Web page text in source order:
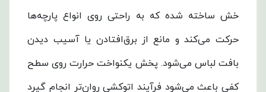
خش ساخته شده که به راحتی روی انواع پارچه‌ها
حرکت می‌کند و مانع از برق‌افتادن یا آسیب دیدن
بافت لباس می‌شود. پخش یکنواخت حرارت روی سطح
کفی باعث می‌شود فرآیند اتوکشی روان‌تر انجام گیرد